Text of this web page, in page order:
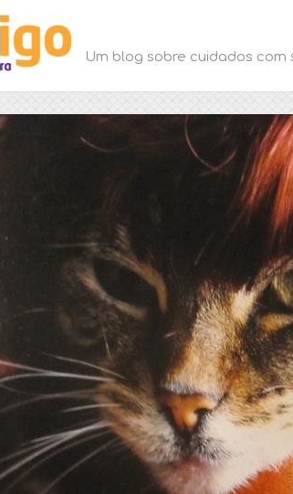
Um blog sobre cuidados com